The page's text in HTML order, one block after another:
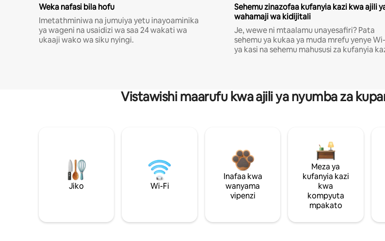
Weka nafasi bila hofu
Imetathminiwa na jumuiya yetu inayoaminika
ya wageni na usaidizi wa saa 24 wakati wa
ukaaji wako wa siku nyingi.
Sehemu zinazofaa kufanyia kazi kwa ajili
wahamaji wa kidijitali
Je, wewe ni mtaalamu unayesafiri? Pata
sehemu ya kukaa ya muda mrefu yenye
ya kasi na sehemu mahususi za kufanyia
Vistawishi maarufu kwa ajili ya nyumba za
Jiko Wi-Fi
Inafaa kwa
wanyama
vipenzi
Meza ya
kufanyia kazi
kwa
kompyuta
mpakato